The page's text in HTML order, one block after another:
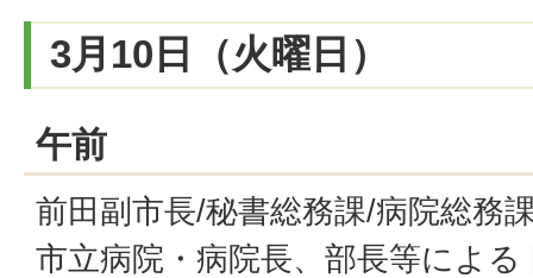
3月10日（火曜日）
午前
前田副市長/秘書総務課/病院総務
市立病院・病院長、部長等によ